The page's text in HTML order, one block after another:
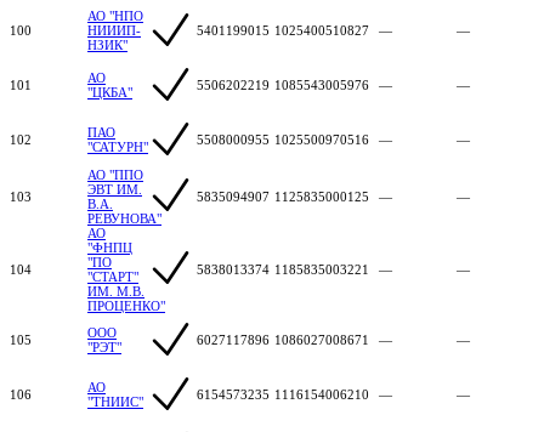
100
АО "НПО
НИИИП-
НЗИК"
5401199015 1025400510827 — —
101
АО
"ЦКБА"
5506202219 1085543005976 — —
102
ПАО
"САТУРН"
5508000955 1025500970516 — —
103
АО "ППО
ЭВТ ИМ.
В.А.
РЕВУНОВА"
5835094907 1125835000125 — —
104
АО
"ФНПЦ
"ПО
"СТАРТ"
ИМ. М.В.
ПРОЦЕНКО"
5838013374 1185835003221 — —
105
ООО
"РЭТ"
6027117896 1086027008671 — —
106
АО
"ТНИИС"
6154573235 1116154006210 — —